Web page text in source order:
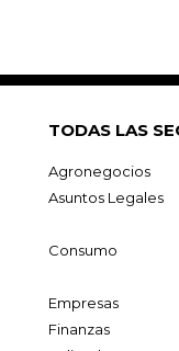
TODAS LAS
Agronegocios
Asuntos Legales
Consumo
Empresas
Finanzas